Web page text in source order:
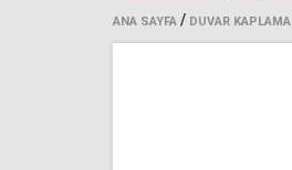
ANA SAYFA / DUVAR KAPLAMA